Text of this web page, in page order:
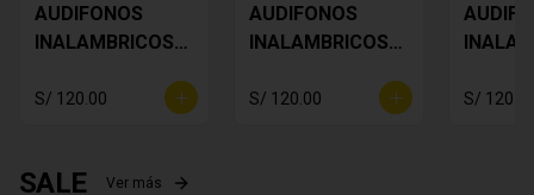
AUDIFONOS
INALAMBRICOS
Yoda
S/ 120.00
AUDIFONOS
INALAMBRICOS
LIGHTYEAR
S/ 120.00 S/
SALE Ver más